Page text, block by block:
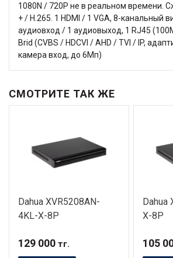
1080N / 720P не в реальном времени.
+ / H.265. 1 HDMI / 1 VGA, 8-канальный
аудиовход / 1 аудиовыход, 1 RJ45
Brid (CVBS / HDCVI / AHD / TVI / IP,
камера вход, до 6Мп)
СМОТРИТЕ ТАК ЖЕ
Dahua XVR5208AN-
4KL-X-8P
129 000 тг.
Dahua
X-8P
105